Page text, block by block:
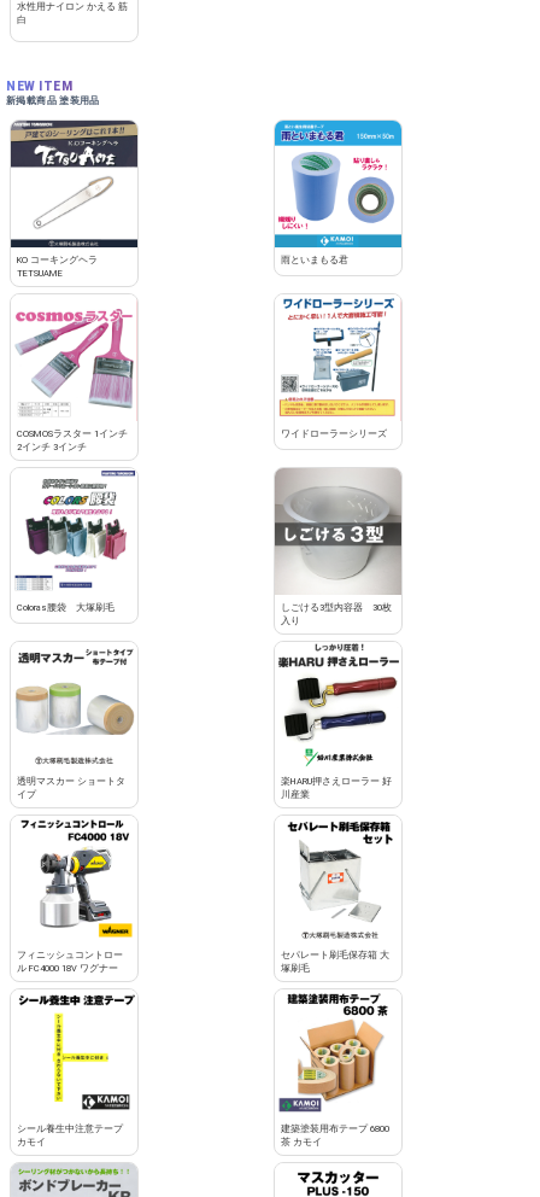
水性用ナイロン かえる 筋
白
NEW ITEM
新掲載商品 塗装用品
KO コーキングヘラ
TETSUAME
雨といまもる君
COSMOSラスター 1インチ
2インチ 3インチ
ワイドローラーシリーズ
Coloras腰袋 大塚刷毛
しごける3型内容器 30枚
入り
透明マスカー ショートタ
イプ
楽HARU押さえローラー 好
川産業
フィニッシュコントロー
ル FC4000 18V ワグナー
セパレート刷毛保存箱 大
塚刷毛
シール養生中注意テープ
カモイ
建築塗装用布テープ 6800
茶 カモイ